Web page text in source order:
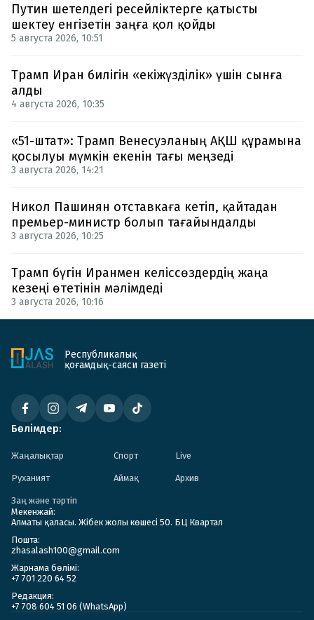
Путин шетелдегі ресейліктерге қатысты
шектеу енгізетін заңға қол қойды
5 августа 2026, 10:51
Трамп Иран билігін «екіжүзділік» үшін сынға
алды
4 августа 2026, 10:35
«51-штат»: Трамп Венесуэланың АҚШ құрамына
қосылуы мүмкін екенін тағы меңзеді
3 августа 2026, 14:21
Никол Пашинян отставкаға кетіп, қайтадан
премьер-министр болып тағайындалды
3 августа 2026, 10:25
Трамп бүгін Иранмен келіссөздердің жаңа
кезеңі өтетінін мәлімдеді
3 августа 2026, 10:16
Республикалық
қоғамдық-саяси газеті
Бөлімдер:
Жаңалықтар Спорт Live
Руханият Аймақ Архив
Заң және тәртіп
Мекенжай:
Алматы қаласы. Жібек жолы көшесі 50. БЦ Квартал
Пошта:
zhasalash100@gmail.com
Жарнама бөлімі:
+7 701 220 64 52
Редакция:
+7 708 604 51 06 (WhatsApp)